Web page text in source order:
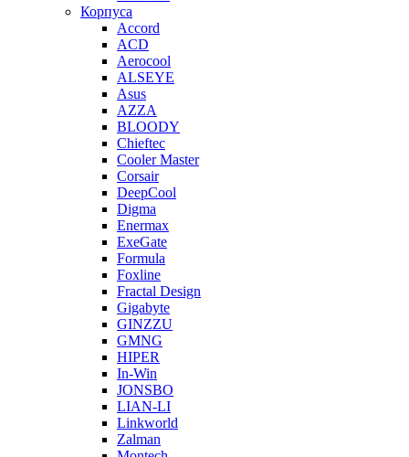
Корпуса
Accord
ACD
Aerocool
ALSEYE
Asus
AZZA
BLOODY
Chieftec
Cooler Master
Corsair
DeepCool
Digma
Enermax
ExeGate
Formula
Foxline
Fractal Design
Gigabyte
GINZZU
GMNG
HIPER
In-Win
JONSBO
LIAN-LI
Linkworld
Zalman